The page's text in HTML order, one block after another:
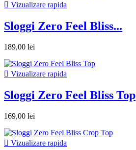
 Vizualizare rapida
Sloggi Zero Feel Bliss...
189,00 lei
 Vizualizare rapida
Sloggi Zero Feel Bliss Top
169,00 lei
 Vizualizare rapida